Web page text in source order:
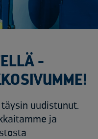
-
uudistunut.
ja